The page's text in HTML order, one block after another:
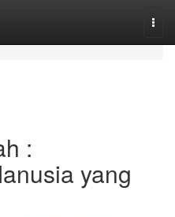
:
yang